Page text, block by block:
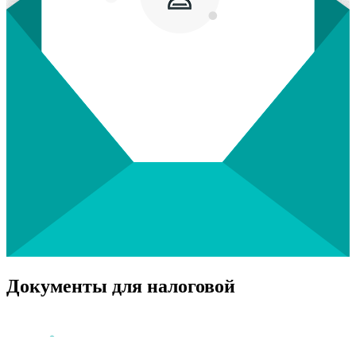
Документы для налоговой